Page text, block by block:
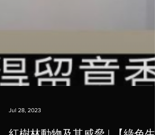
Jul 28, 2023